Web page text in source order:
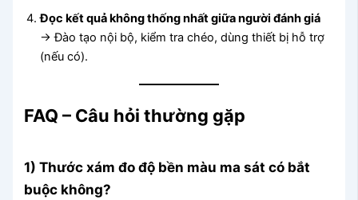
Đọc kết quả không thống nhất giữa người đánh giá
→ Đào tạo nội bộ, kiểm tra chéo, dùng thiết bị hỗ trợ
(nếu có).
FAQ – Câu hỏi thường gặp
1) Thước xám đo độ bền màu ma sát có bắt
buộc không?